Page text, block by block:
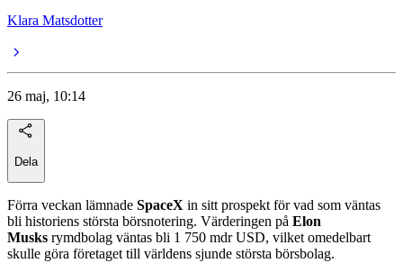
Klara Matsdotter
26 maj, 10:14
Dela
Förra veckan lämnade SpaceX in sitt prospekt för vad som väntas
bli historiens största börsnotering. Värderingen på Elon
Musks rymdbolag väntas bli 1 750 mdr USD, vilket omedelbart
skulle göra företaget till världens sjunde största börsbolag.